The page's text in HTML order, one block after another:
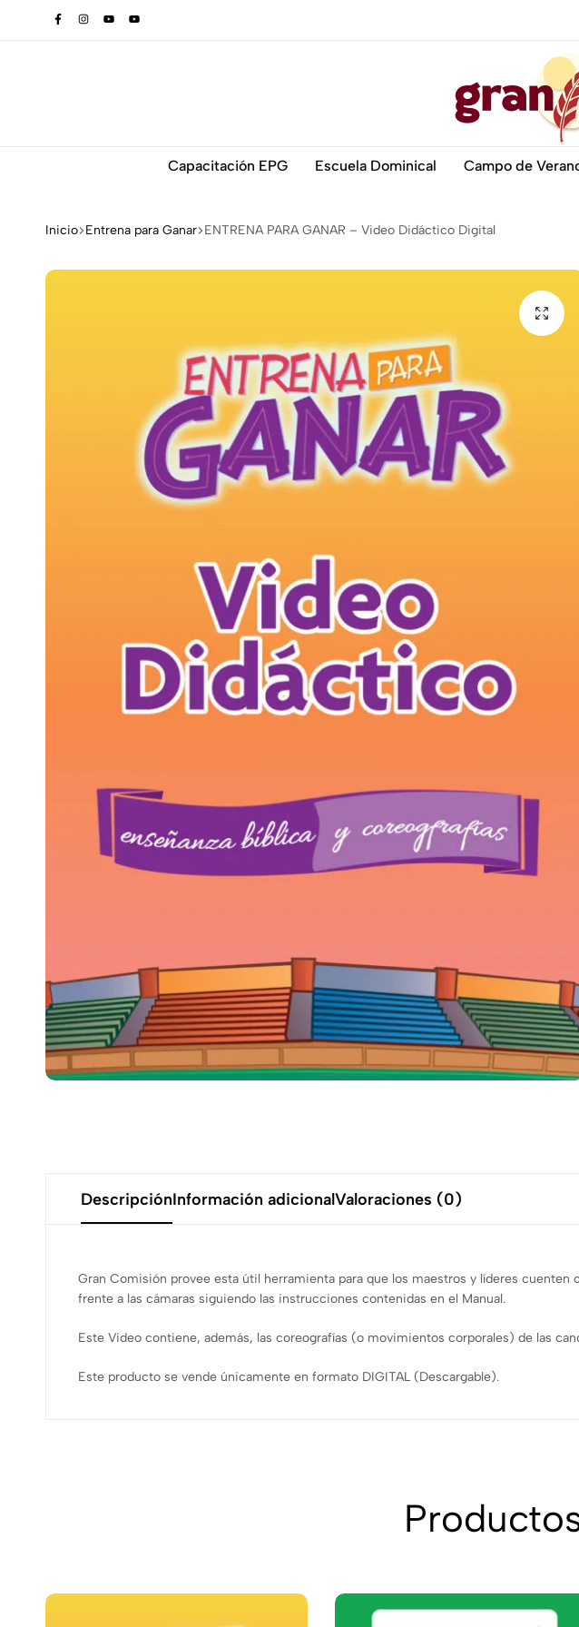
Comisión
Capacitación EPG Escuela Dominical Campo de
Inicio Entrena para Ganar ENTRENA PARA GANAR – Video Didáctico Digital
DescripciónInformación adicionalValoraciones (0)
Gran Comisión provee esta útil herramienta para que los maestros y líderes cuenten
frente a las cámaras siguiendo las instrucciones contenidas en el Manual.
Este Video contiene, además, las coreografías (o movimientos corporales) de las
Este producto se vende únicamente en formato DIGITAL (Descargable).